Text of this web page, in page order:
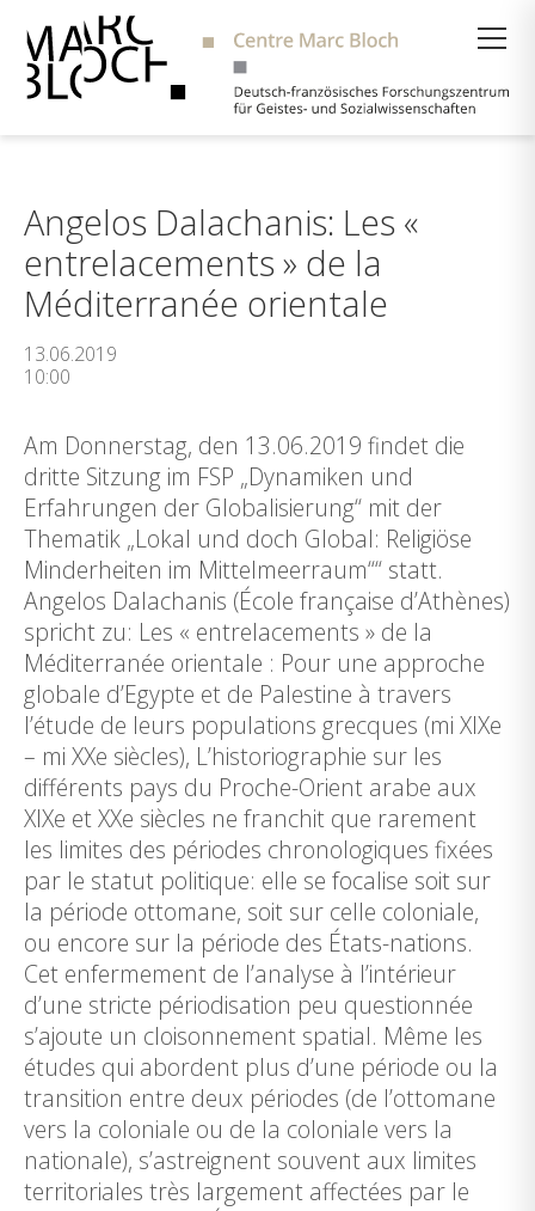
Angelos Dalachanis: Les «
entrelacements » de la
Méditerranée orientale
13.06.2019
10:00
Am Donnerstag, den 13.06.2019 findet die
dritte Sitzung im FSP „Dynamiken und
Erfahrungen der Globalisierung“ mit der
Thematik „Lokal und doch Global: Religiöse
Minderheiten im Mittelmeerraum““ statt.
Angelos Dalachanis (École française d’Athènes)
spricht zu: Les « entrelacements » de la
Méditerranée orientale : Pour une approche
globale d’Egypte et de Palestine à travers
l’étude de leurs populations grecques (mi XIXe
– mi XXe siècles), L’historiographie sur les
différents pays du Proche-Orient arabe aux
XIXe et XXe siècles ne franchit que rarement
les limites des périodes chronologiques fixées
par le statut politique: elle se focalise soit sur
la période ottomane, soit sur celle coloniale,
ou encore sur la période des États-nations.
Cet enfermement de l’analyse à l’intérieur
d’une stricte périodisation peu questionnée
s’ajoute un cloisonnement spatial. Même les
études qui abordent plus d’une période ou la
transition entre deux périodes (de l’ottomane
vers la coloniale ou de la coloniale vers la
nationale), s’astreignent souvent aux limites
territoriales très largement affectées par le